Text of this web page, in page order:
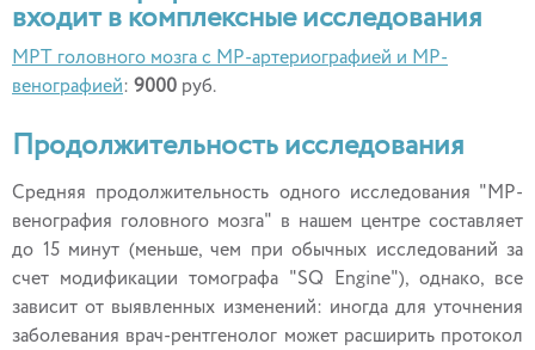
Продолжительность исследования
Средняя продолжительность одного исследования "МР-
венография головного мозга" в нашем центре составляет
до 15 минут (меньше, чем при обычных исследований за
счет модификации томографа "SQ Engine"), однако, все
зависит от выявленных изменений: иногда для уточнения
заболевания врач-рентгенолог может расширить протокол
входит в комплексные исследования
МРТ головного мозга с МР-артериографией и МР-
венографией: 9000 руб.